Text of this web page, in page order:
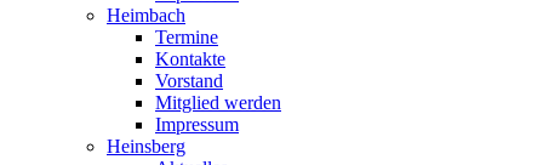
Heimbach
Termine
Kontakte
Vorstand
Mitglied werden
Impressum
Heinsberg